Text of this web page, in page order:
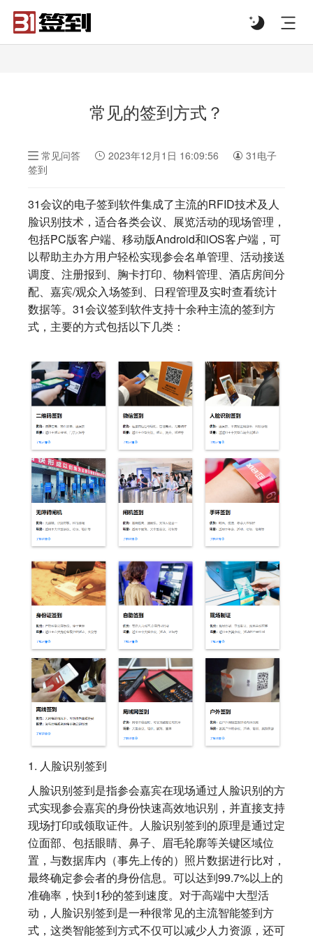
常见的签到方式？
常见问答 2023年12月1日 16:09:56
31电子
签到
31会议的电子签到软件集成了主流的RFID技术及人
脸识别技术，适合各类会议、展览活动的现场管理，
包括PC版客户端、移动版Android和iOS客户端，可
以帮助主办方用户轻松实现参会名单管理、活动接送
调度、注册报到、胸卡打印、物料管理、酒店房间分
配、嘉宾/观众入场签到、日程管理及实时查看统计
数据等。31会议签到软件支持十余种主流的签到方
式，主要的方式包括以下几类：
1. 人脸识别签到
人脸识别签到是指参会嘉宾在现场通过人脸识别的方
式实现参会嘉宾的身份快速高效地识别，并直接支持
现场打印或领取证件。人脸识别签到的原理是通过定
位面部、包括眼睛、鼻子、眉毛轮廓等关键区域位
置，与数据库内（事先上传的）照片数据进行比对，
最终确定参会者的身份信息。可以达到99.7%以上的
准确率，快到1秒的签到速度。对于高端中大型活
动，人脸识别签到是一种很常见的主流智能签到方
式，这类智能签到方式不仅可以减少人力资源，还可